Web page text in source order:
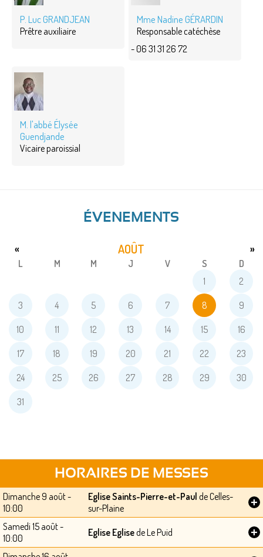
P. Luc GRANDJEAN
Prêtre auxiliaire
Mme Nadine GÉRARDIN
Responsable catéchèse
- 06 31 31 26 72
M. l'abbé Élysée
Guendjande
Vicaire paroissial
ÉVENEMENTS
AOÛT
« »
L M M J V S
D
1
2
3 4 5 6 7 8 9
10 11 12 13 14 15 16
17 18 19 20 21 22 23
24 25 26 27 28 29 30
31
HORAIRES DE MESSES
Dimanche 9 août -
10:00
Eglise Saints-Pierre-et-Paul de Celles-
sur-Plaine
+
Samedi 15 août -
10:00
Eglise Eglisede Le Puid +